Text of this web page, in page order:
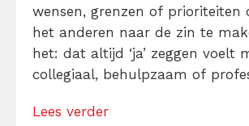
wensen, grenzen of prioriteiten
het anderen naar de zin te
het: dat altijd ‘ja’ zeggen voelt
collegiaal, behulpzaam of
andermans prioriteiten en je
Lees verder